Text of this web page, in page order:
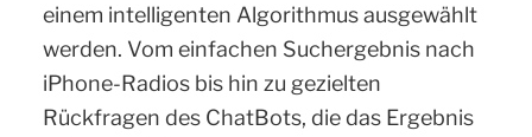
einem intelligenten Algorithmus ausgewählt
werden. Vom einfachen Suchergebnis nach
iPhone-Radios bis hin zu gezielten
Rückfragen des ChatBots, die das Ergebnis